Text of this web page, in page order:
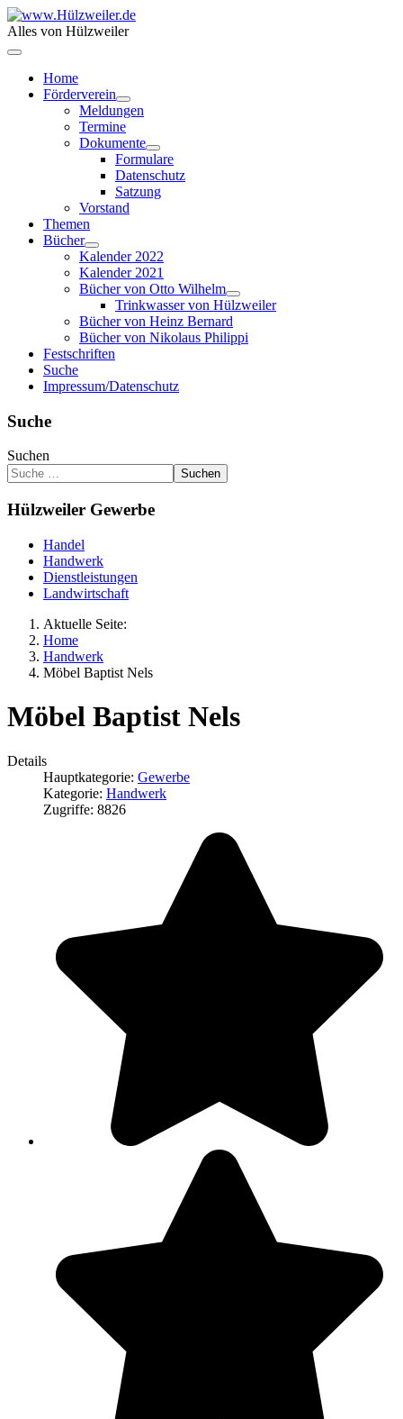
Alles von Hülzweiler
Home
Förderverein
Meldungen
Termine
Dokumente
Formulare
Datenschutz
Satzung
Vorstand
Themen
Bücher
Kalender 2022
Kalender 2021
Bücher von Otto Wilhelm
Trinkwasser von Hülzweiler
Bücher von Heinz Bernard
Bücher von Nikolaus Philippi
Festschriften
Suche
Impressum/Datenschutz
Suche
Suchen
Suchen
Hülzweiler Gewerbe
Handel
Handwerk
Dienstleistungen
Landwirtschaft
Aktuelle Seite:
Home
Handwerk
Möbel Baptist Nels
Möbel Baptist Nels
Details
Hauptkategorie: Gewerbe
Kategorie: Handwerk
Zugriffe: 8826